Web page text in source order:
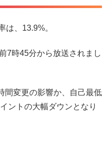
は、13.9%。
7時45分から放送されまし
間変更の影響か、自己最低
ントの大幅ダウンとなり